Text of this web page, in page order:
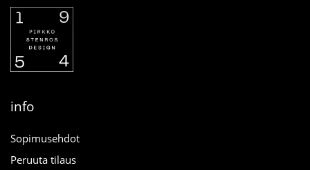
info
Sopimusehdot
Peruuta tilaus